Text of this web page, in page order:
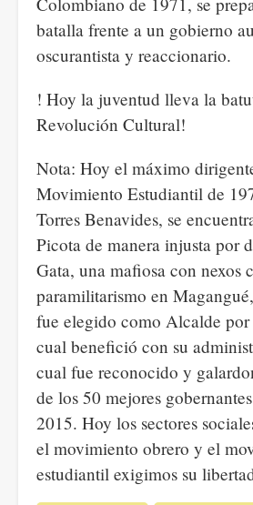
batalla frente a un gobierno
oscurantista y reaccionario.
! Hoy la juventud lleva la
Revolución Cultural!
Nota: Hoy el máximo
Movimiento Estudiantil de
Torres Benavides, se
Picota de manera injusta por
Gata, una mafiosa con nexos
paramilitarismo en
fue elegido como Alcalde
cual benefició con su
cual fue reconocido y
de los 50 mejores
2015. Hoy los sectores
el movimiento obrero y el
estudiantil exigimos su